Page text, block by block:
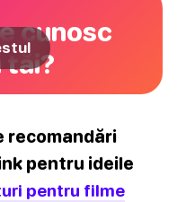
cunosc
tăi?
recomandări
pentru ideile
pentru filme